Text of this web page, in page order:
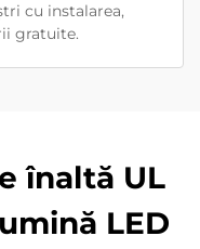
cu instalarea,
gratuite.
înaltă UL
LED